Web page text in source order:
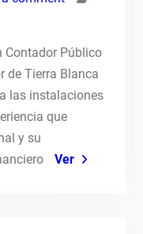
Contador Público
de Tierra Blanca
las instalaciones
que
y su
Ver